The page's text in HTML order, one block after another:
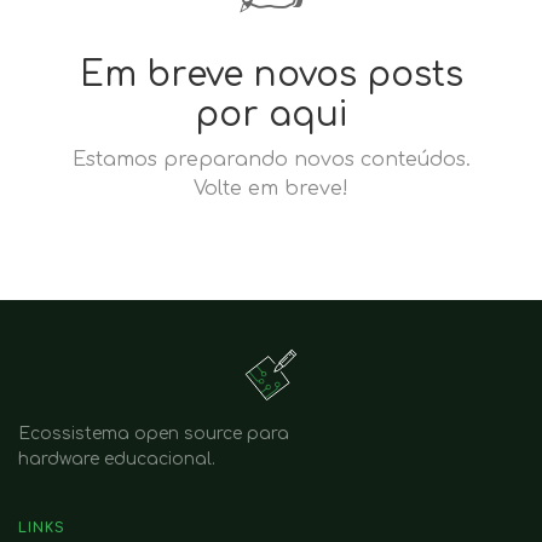
Em breve novos posts
por aqui
Estamos preparando novos conteúdos.
Volte em breve!
Ecossistema open source para
hardware educacional.
LINKS